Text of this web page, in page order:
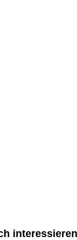
interessieren